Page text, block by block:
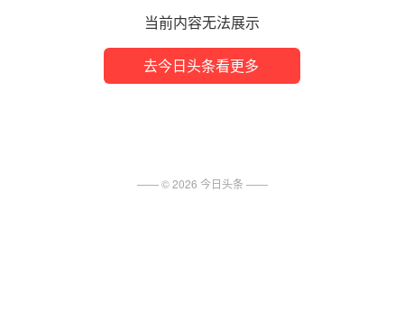
当前内容无法展示
去今日头条看更多
—— ©2026 今日头条 ——